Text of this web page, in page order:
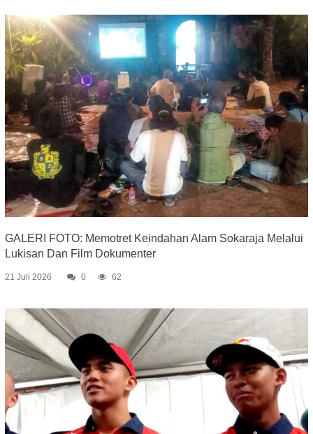
GALERI FOTO: Memotret Keindahan Alam Sokaraja Melalui
Lukisan Dan Film Dokumenter
21 Juli 2026 0 62